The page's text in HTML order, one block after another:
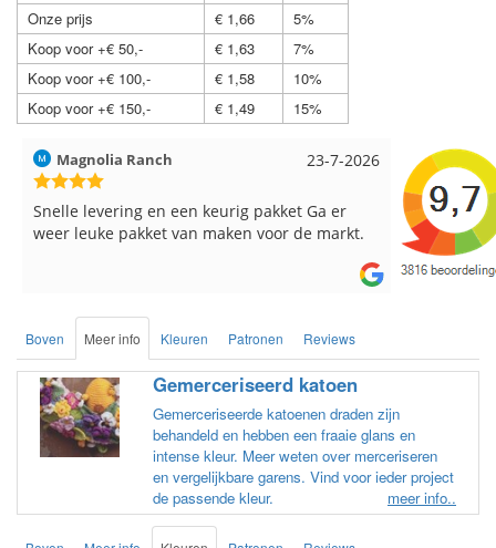
Onze prijs
€ 1,66
5%
Koop voor +€ 50,-
€ 1,63
7%
Koop voor +€ 100,-
€ 1,58
10%
Koop voor +€ 150,-
€ 1,49 15%
17-7-2026
Hilde uit Loyers
Reeds meerdere keren breigaren en
breinaalden besteld, altijd heel tevreden over
Loes uit
Snelle
Boven Meer info Kleuren Patronen Reviews
Gemerceriseerd katoen
Gemerceriseerde katoenen draden zijn
behandeld en hebben een fraaie glans en
intense kleur. Meer weten over merceriseren
en vergelijkbare garens. Vind voor ieder project
de passende kleur.
meer info..